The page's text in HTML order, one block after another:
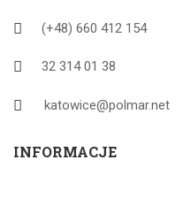
(+48) 660 412 154
32 314 01 38
katowice@polmar.net
INFORMACJE